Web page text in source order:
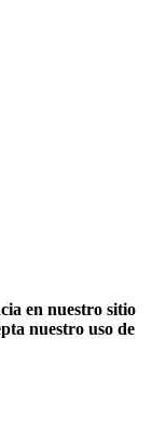
en nuestro sitio
nuestro uso de